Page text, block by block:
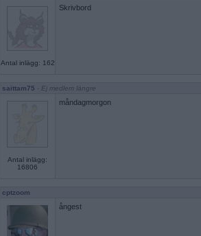
Antal inlägg: 162
Skrivbord
saittam75 - Ej medlem längre
Antal inlägg:
16806
måndagmorgon
cptzoom
ångest